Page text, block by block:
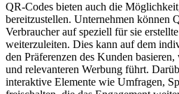
QR-Codes bieten auch die
bereitzustellen. Unternehmen können
Verbraucher auf speziell für sie
weiterzuleiten. Dies kann auf dem
den Präferenzen des Kunden
und relevanteren Werbung führt.
interaktive Elemente wie Umfragen,